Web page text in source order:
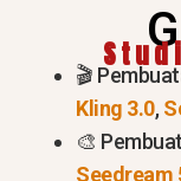
🎬
Kling 3.0,
🎨
Seedream